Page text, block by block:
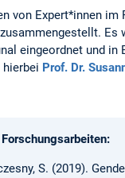
von Expert*innen im
zusammengestellt. Es
eingeordnet und
Prof. Dr.
S. (2019).